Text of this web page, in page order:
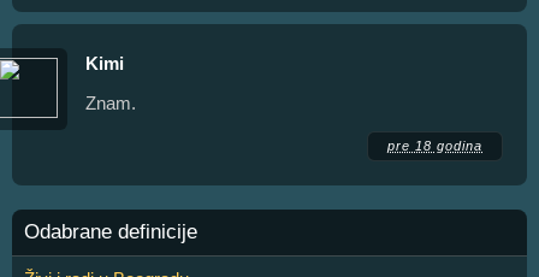
Kimi
Znam.
pre 18 godina
Odabrane definicije